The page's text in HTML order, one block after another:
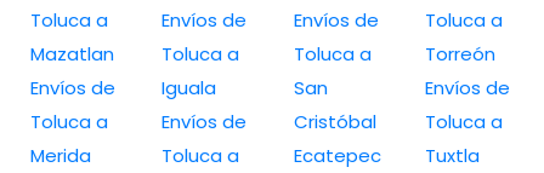
Toluca a
Mazatlan
Envíos de
Toluca a
Merida
Envíos de
Toluca a
Iguala
Envíos de
Toluca a
Envíos de
Toluca a
San
Cristóbal
Ecatepec
Toluca a
Torreón
Envíos de
Toluca a
Tuxtla